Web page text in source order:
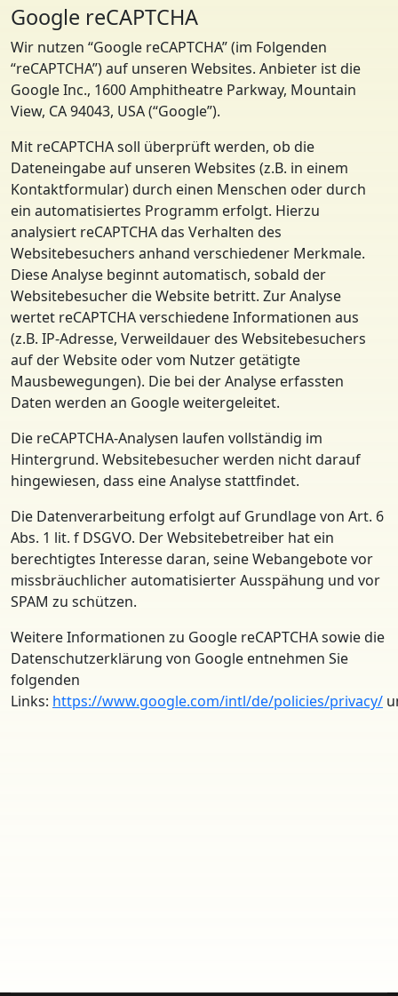
Google reCAPTCHA
Wir nutzen “Google reCAPTCHA” (im Folgenden
“reCAPTCHA”) auf unseren Websites. Anbieter ist die
Google Inc., 1600 Amphitheatre Parkway, Mountain
View, CA 94043, USA (“Google”).
Mit reCAPTCHA soll überprüft werden, ob die
Dateneingabe auf unseren Websites (z.B. in einem
Kontaktformular) durch einen Menschen oder durch
ein automatisiertes Programm erfolgt. Hierzu
analysiert reCAPTCHA das Verhalten des
Websitebesuchers anhand verschiedener Merkmale.
Diese Analyse beginnt automatisch, sobald der
Websitebesucher die Website betritt. Zur Analyse
wertet reCAPTCHA verschiedene Informationen aus
(z.B. IP-Adresse, Verweildauer des Websitebesuchers
auf der Website oder vom Nutzer getätigte
Mausbewegungen). Die bei der Analyse erfassten
Daten werden an Google weitergeleitet.
Die reCAPTCHA-Analysen laufen vollständig im
Hintergrund. Websitebesucher werden nicht darauf
hingewiesen, dass eine Analyse stattfindet.
Die Datenverarbeitung erfolgt auf Grundlage von Art. 6
Abs. 1 lit. f DSGVO. Der Websitebetreiber hat ein
berechtigtes Interesse daran, seine Webangebote vor
missbräuchlicher automatisierter Ausspähung und vor
SPAM zu schützen.
Weitere Informationen zu Google reCAPTCHA sowie die
Datenschutzerklärung von Google entnehmen Sie
folgenden
Links: https://www.google.com/intl/de/policies/privacy/